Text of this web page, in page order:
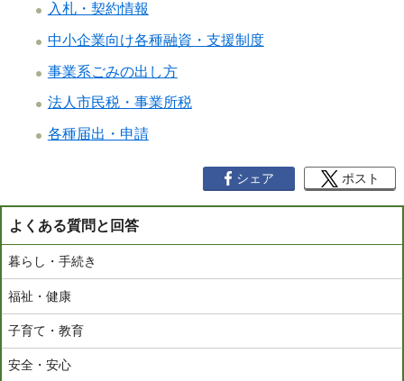
入札・契約情報
中小企業向け各種融資・支援制度
事業系ごみの出し方
法人市民税・事業所税
各種届出・申請
シェア ポスト
よくある質問と回答
暮らし・手続き
福祉・健康
子育て・教育
安全・安心